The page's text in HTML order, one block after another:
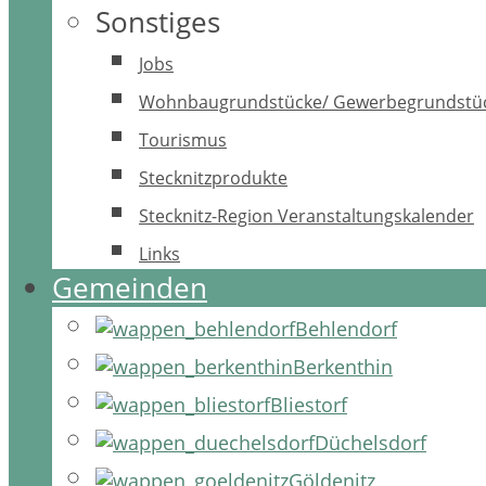
Sonstiges
Jobs
Wohnbaugrundstücke/
Tourismus
Stecknitzprodukte
Stecknitz-Region Veranstaltungskalender
Links
Gemeinden
Behlendorf
Berkenthin
Bliestorf
Düchelsdorf
Göldenitz